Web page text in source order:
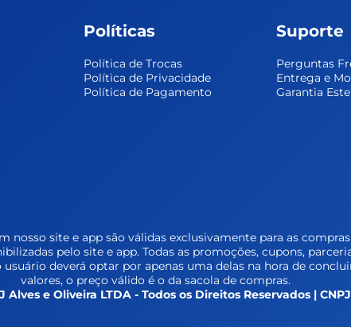
Políticas
Política de Trocas
Política de Privacidade
Política de Pagamento
Suporte
Perguntas
Entrega e
Garantia
nosso site e app são válidas exclusivamente para as
pelo site e app. Todas as promoções, cupons,
deverá optar por apenas uma delas na hora de
valores, o preço válido é o da sacola de compras.
Alves e Oliveira LTDA - Todos os Direitos Reservados |